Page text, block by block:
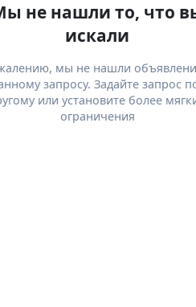
не нашли то, что
искали
мы не нашли
запросу. Задайте запрос
или установите более
ограничения